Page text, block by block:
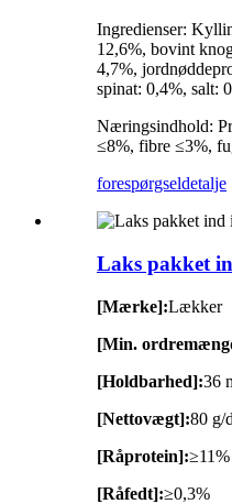
Ingredienser:
12,6%, bovint
4,7%,
spinat: 0,4%, salt:
Næringsindhold:
≤8%, fibre ≤3%,
forespørgseldetalje
Laks pakket
[Mærke]:Lækker
[Min.
[Holdbarhed]:36
[Nettovægt]:80 g/
[Råprotein]:≥11%
[Råfedt]:≥0,3%